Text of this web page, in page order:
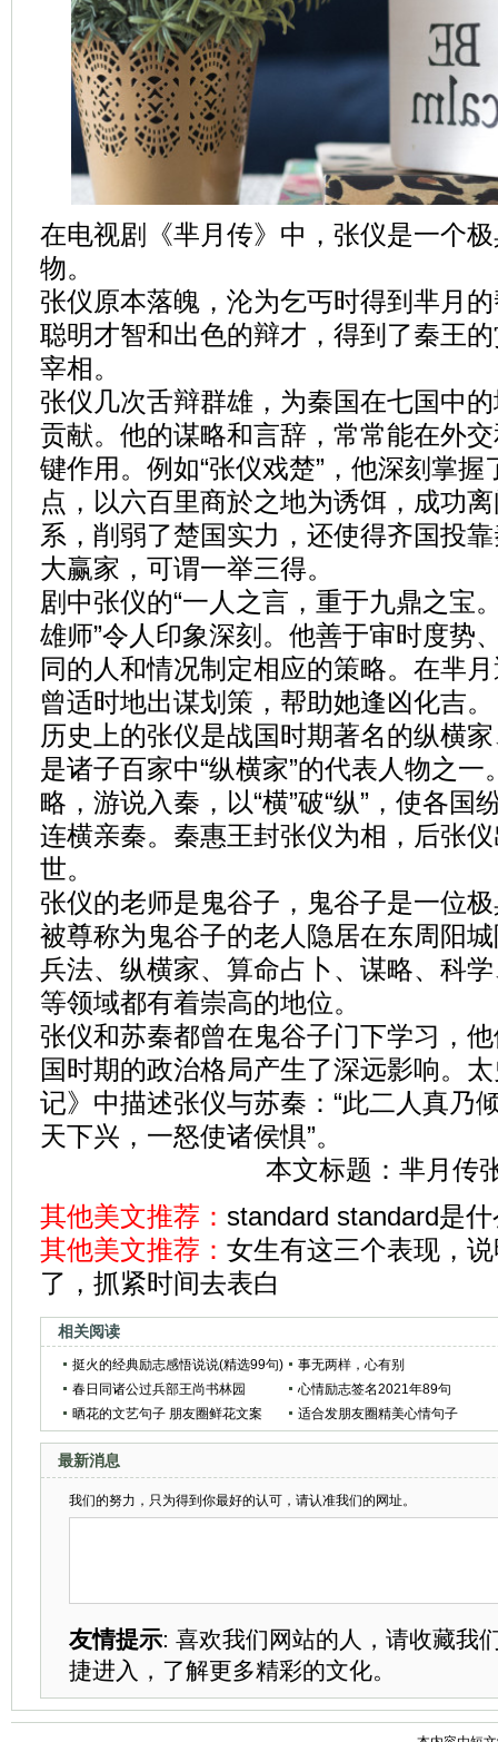
在电视剧《芈月传》中，张仪是一个
物。
张仪原本落魄，沦为乞丐时得到芈月
聪明才智和出色的辩才，得到了秦王
宰相。
张仪几次舌辩群雄，为秦国在七国中
贡献。他的谋略和言辞，常常能在外
键作用。例如“张仪戏楚”，他深刻掌
点，以六百里商於之地为诱饵，成功
系，削弱了楚国实力，还使得齐国投
大赢家，可谓一举三得。
剧中张仪的“一人之言，重于九鼎之宝
雄师”令人印象深刻。他善于审时度势
同的人和情况制定相应的策略。在芈
曾适时地出谋划策，帮助她逢凶化吉。
历史上的张仪是战国时期著名的纵横
是诸子百家中“纵横家”的代表人物之
略，游说入秦，以“横”破“纵”，使各国
连横亲秦。秦惠王封张仪为相，后张
世。
张仪的老师是鬼谷子，鬼谷子是一位
被尊称为鬼谷子的老人隐居在东周阳
兵法、纵横家、算命占卜、谋略、科
等领域都有着崇高的地位。
张仪和苏秦都曾在鬼谷子门下学习，
国时期的政治格局产生了深远影响。
记》中描述张仪与苏秦：“此二人真乃
天下兴，一怒使诸侯惧”。
本文标题： 芈月传
其他美文推荐： standard standard是
其他美文推荐： 女生有这三个表现，
了，抓紧时间去表白
相关阅读
挺火的经典励志感悟说说(精选99句)
事无两样，心有别
春日同诸公过兵部王尚书林园
心情励志签名2021年89句
晒花的文艺句子 朋友圈鲜花文案
适合发朋友圈精美心情句子
最新消息
我们的努力，只为得到你最好的认可，请认准我们的网址。
友情提示: 喜欢我们网站的人，请收藏我
捷进入，了解更多精彩的文化。